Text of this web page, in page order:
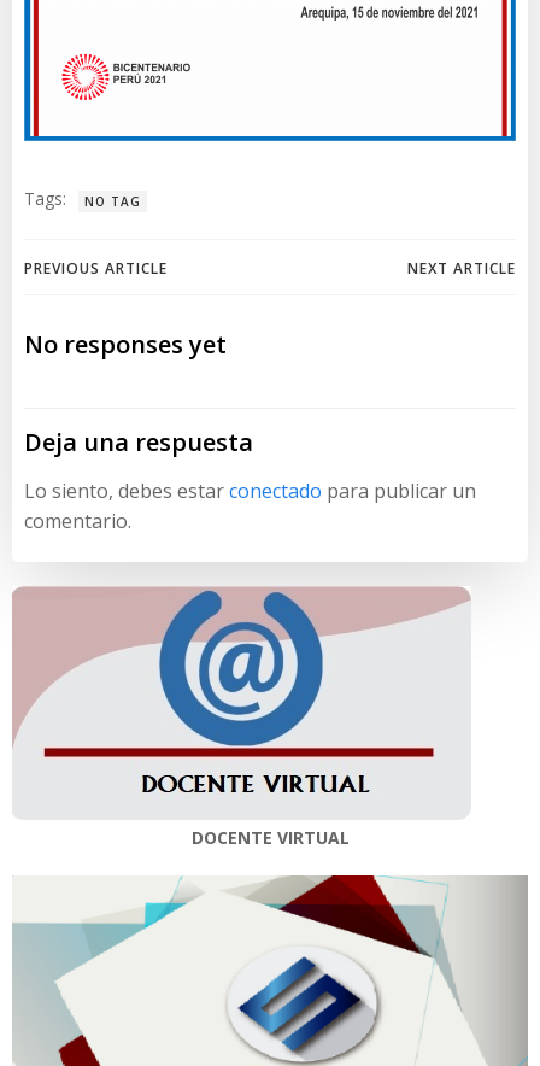
Tags: NO TAG
Navegación
de
PREVIOUS ARTICLE
Navegación
NEXT ARTICLE
No responses yet
Deja una respuesta
Lo siento, debes estarconectado para publicar un
comentario.
DOCENTE VIRTUAL